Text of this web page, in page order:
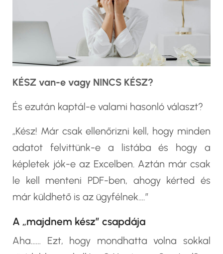
KÉSZ van-e vagy NINCS KÉSZ?
És ezután kaptál-e valami hasonló választ?
„Kész! Már csak ellenőrizni kell, hogy minden
adatot felvittünk-e a listába és hogy a
képletek jók-e az Excelben. Aztán már csak
le kell menteni PDF-ben, ahogy kérted és
már küldhető is az ügyfélnek….”
A „majdnem kész” csapdája
Aha…… Ezt, hogy mondhatta volna sokkal